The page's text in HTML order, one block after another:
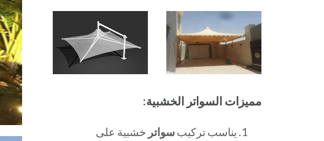
مميزات السواتر الخشبية:
يناسب تركيبسواتر خشبية على